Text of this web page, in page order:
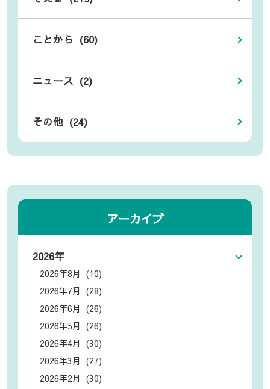
ことから (60)
ニュース (2)
その他 (24)
アーカイブ
2026年
2026年8月 (10)
2026年7月 (28)
2026年6月 (26)
2026年5月 (26)
2026年4月 (30)
2026年3月 (27)
2026年2月 (30)